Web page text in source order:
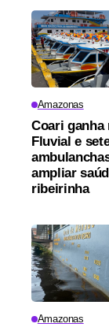
Amazonas
Coari ganha
Fluvial e
ampliar
ribeirinha
Amazonas